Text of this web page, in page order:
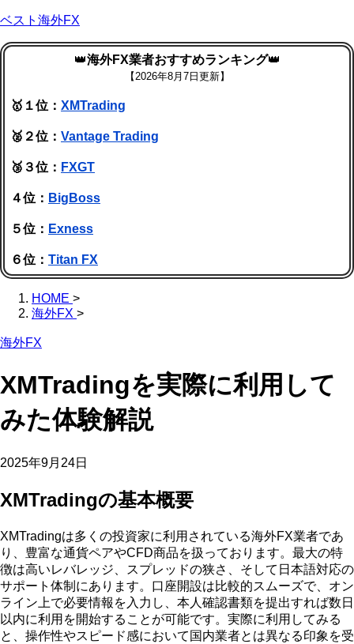
ベスト海外FX
👑海外FX業者おすすめランキング👑
【2026年8月7日更新】
🥇１位： XMTrading
🥈２位： Vantage Trading
🥉３位： FXGT
４位： BigBoss
５位： Exness
６位： Titan FX
HOME >
海外FX >
海外FX
XMTradingを実際に利用して
みた体験解説
2025年9月24日
XMTradingの基本概要
XMTradingは多くの投資家に利用されている海外FX業者であ
り、豊富な通貨ペアやCFD商品を扱っております。最大の特
徴は高いレバレッジ、スプレッドの狭さ、そして日本語対応の
サポート体制にあります。口座開設は比較的スムーズで、オン
ライン上で必要情報を入力し、本人確認書類を提出すれば数日
以内に利用を開始することが可能です。実際に利用してみる
と、操作性やスピード感において国内業者とは異なる印象を受